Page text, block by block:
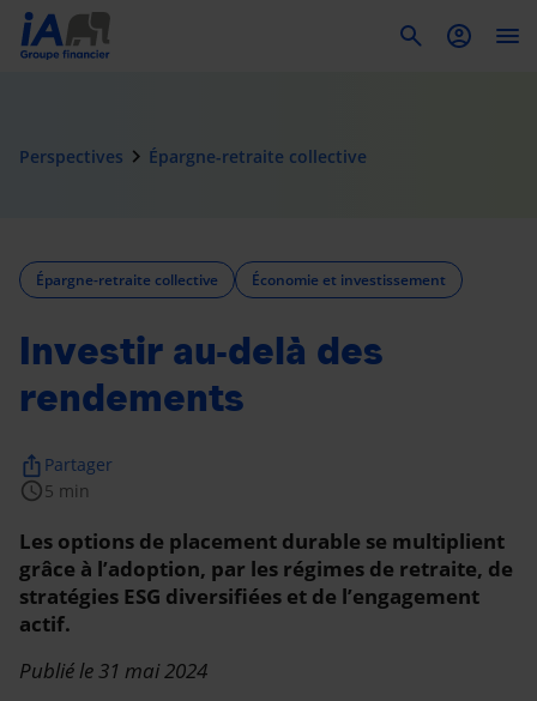
Perspectives navigate_next Épargne-retraite collective
Épargne-retraite collective Économie et investissement
Investir au-delà des
rendements
schedule5 min
ios_share Partager
Les options de placement durable se multiplient
grâce à l’adoption, par les régimes de retraite, de
stratégies ESG diversifiées et de l’engagement
actif.
Publié le 31 mai 2024